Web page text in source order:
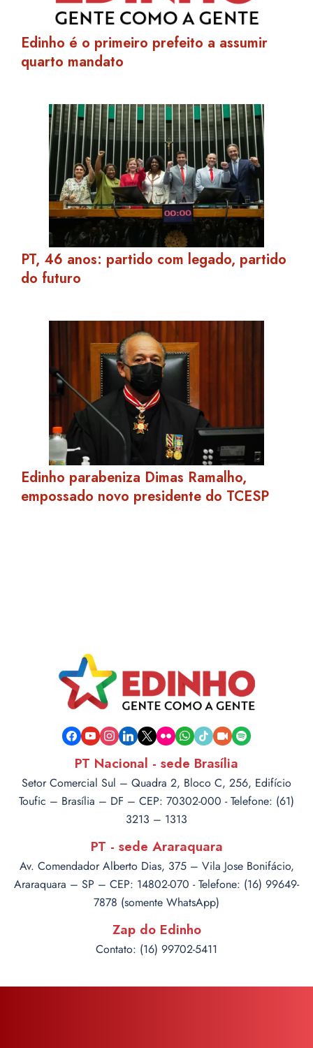
Edinho é o primeiro prefeito a assumir
quarto mandato
PT, 46 anos: partido com legado, partido
do futuro
Edinho parabeniza Dimas Ramalho,
empossado novo presidente do TCESP
facebook
youtubeinstagram
linkedin
x flickrwhatsapp
tiktokvideo-spotify
PT Nacional - sede Brasília
Setor Comercial Sul – Quadra 2, Bloco C, 256, Edifício
Toufic – Brasília – DF – CEP: 70302-000 - Telefone: (61)
3213 – 1313
PT - sede Araraquara
Av. Comendador Alberto Dias, 375 – Vila Jose Bonifácio,
Araraquara – SP – CEP: 14802-070 - Telefone: (16) 99649-
7878 (somente WhatsApp)
Zap do Edinho
Contato: (16) 99702-5411